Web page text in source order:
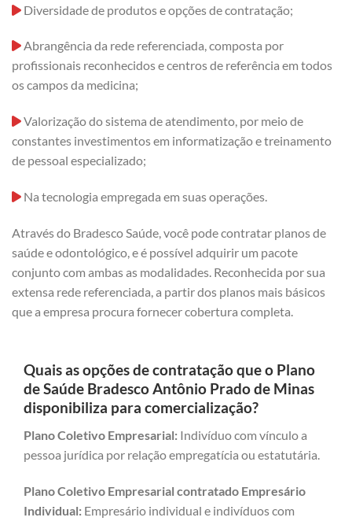
Diversidade de produtos e opções de contratação;
Abrangência da rede referenciada, composta por
profissionais reconhecidos e centros de referência em todos
os campos da medicina;
Valorização do sistema de atendimento, por meio de
constantes investimentos em informatização e treinamento
de pessoal especializado;
Na tecnologia empregada em suas operações.
Através do Bradesco Saúde, você pode contratar planos de
saúde e odontológico, e é possível adquirir um pacote
conjunto com ambas as modalidades. Reconhecida por sua
extensa rede referenciada, a partir dos planos mais básicos
que a empresa procura fornecer cobertura completa.
Quais as opções de contratação que o Plano
de Saúde Bradesco Antônio Prado de Minas
disponibiliza para comercialização?
Plano Coletivo Empresarial: Indivíduo com vínculo a
pessoa jurídica por relação empregatícia ou estatutária.
Plano Coletivo Empresarial contratado Empresário
Individual: Empresário individual e indivíduos com